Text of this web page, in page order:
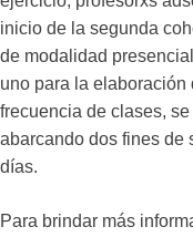
inicio de la segunda
de modalidad
uno para la elaboración
frecuencia de clases,
abarcando dos fines de
días.
Para brindar más